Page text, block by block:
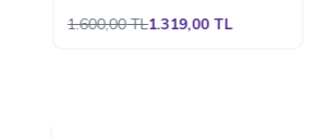
1.600,00TL1.319,00TL